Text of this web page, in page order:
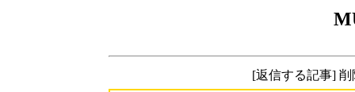
[返信する記事]